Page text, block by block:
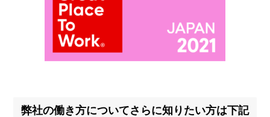
弊社の働き方についてさらに知りたい方は下記